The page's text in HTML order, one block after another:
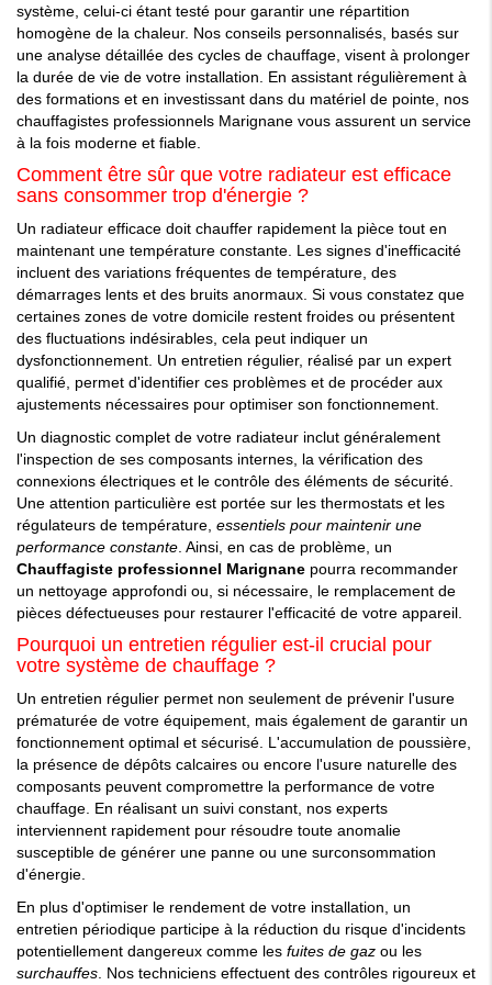
système, celui-ci étant testé pour garantir une répartition
homogène de la chaleur. Nos conseils personnalisés, basés sur
une analyse détaillée des cycles de chauffage, visent à prolonger
la durée de vie de votre installation. En assistant régulièrement à
des formations et en investissant dans du matériel de pointe, nos
chauffagistes professionnels Marignane vous assurent un service
à la fois moderne et fiable.
Comment être sûr que votre radiateur est efficace
sans consommer trop d'énergie ?
Un radiateur efficace doit chauffer rapidement la pièce tout en
maintenant une température constante. Les signes d'inefficacité
incluent des variations fréquentes de température, des
démarrages lents et des bruits anormaux. Si vous constatez que
certaines zones de votre domicile restent froides ou présentent
des fluctuations indésirables, cela peut indiquer un
dysfonctionnement. Un entretien régulier, réalisé par un expert
qualifié, permet d'identifier ces problèmes et de procéder aux
ajustements nécessaires pour optimiser son fonctionnement.
Un diagnostic complet de votre radiateur inclut généralement
l'inspection de ses composants internes, la vérification des
connexions électriques et le contrôle des éléments de sécurité.
Une attention particulière est portée sur les thermostats et les
régulateurs de température, essentiels pour maintenir une
performance constante. Ainsi, en cas de problème, un
Chauffagiste professionnel Marignane pourra recommander
un nettoyage approfondi ou, si nécessaire, le remplacement de
pièces défectueuses pour restaurer l'efficacité de votre appareil.
Pourquoi un entretien régulier est-il crucial pour
votre système de chauffage ?
Un entretien régulier permet non seulement de prévenir l'usure
prématurée de votre équipement, mais également de garantir un
fonctionnement optimal et sécurisé. L'accumulation de poussière,
la présence de dépôts calcaires ou encore l'usure naturelle des
composants peuvent compromettre la performance de votre
chauffage. En réalisant un suivi constant, nos experts
interviennent rapidement pour résoudre toute anomalie
susceptible de générer une panne ou une surconsommation
d'énergie.
En plus d'optimiser le rendement de votre installation, un
entretien périodique participe à la réduction du risque d'incidents
potentiellement dangereux comme les fuites de gaz ou les
surchauffes. Nos techniciens effectuent des contrôles rigoureux et